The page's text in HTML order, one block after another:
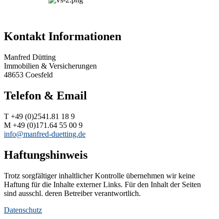
Kontakt Informationen
Manfred Dütting
Immobilien & Versicherungen
48653 Coesfeld
Telefon & Email
T +49 (0)2541.81 18 9
M +49 (0)171.64 55 00 9
info@manfred-duetting.de
Haftungshinweis
Trotz sorgfältiger inhaltlicher Kontrolle übernehmen wir keine
Haftung für die Inhalte externer Links. Für den Inhalt der Seiten
sind ausschl. deren Betreiber verantwortlich.
Datenschutz